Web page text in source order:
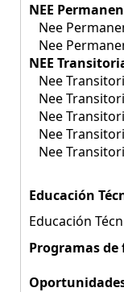
NEE
Nee
Nee
NEE
Nee
Nee
Nee
Nee
Nee
Educación
Educación
Programas de